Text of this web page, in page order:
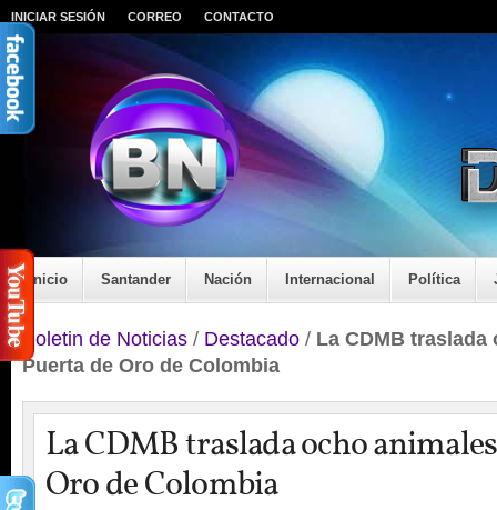
INICIAR SESIÓN CORREO CONTACTO
Inicio Santander Nación Internacional Política
Boletin de Noticias / Destacado / La CDMB traslada
Puerta de Oro de Colombia
La CDMB traslada ocho
Oro de Colombia